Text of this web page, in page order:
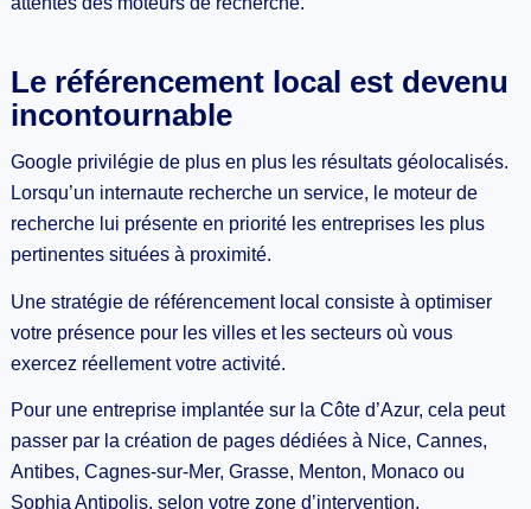
Le référencement local est devenu
incontournable
Google privilégie de plus en plus les résultats géolocalisés.
Lorsqu’un internaute recherche un service, le moteur de
recherche lui présente en priorité les entreprises les plus
pertinentes situées à proximité.
Une stratégie de référencement local consiste à optimiser
votre présence pour les villes et les secteurs où vous
exercez réellement votre activité.
Pour une entreprise implantée sur la Côte d’Azur, cela peut
passer par la création de pages dédiées à Nice, Cannes,
Antibes, Cagnes-sur-Mer, Grasse, Menton, Monaco ou
Sophia Antipolis, selon votre zone d’intervention.